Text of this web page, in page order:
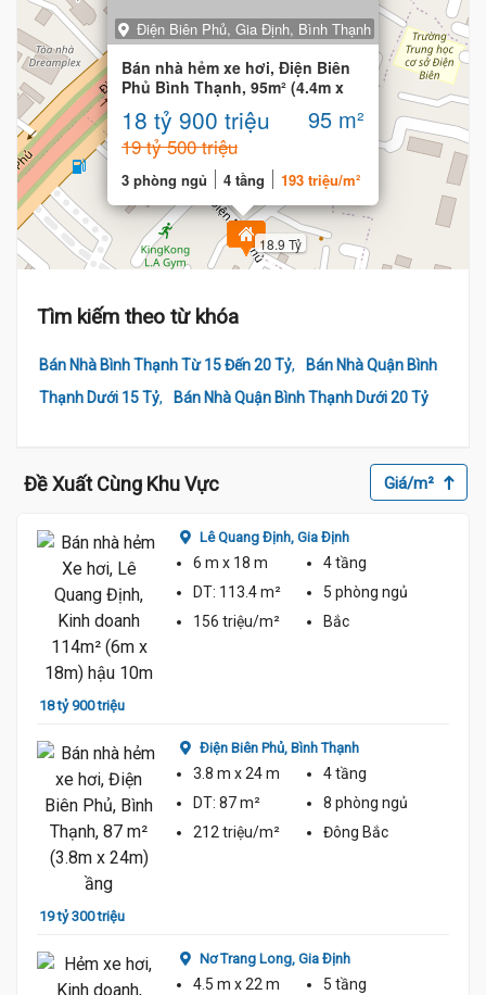
18.9 Tỷ
Điện Biên Phủ, Gia Định, Bình Thạnh
Bán nhà hẻm xe hơi, Điện Biên
Phủ Bình Thạnh, 95m² (4.4m x
22m) 4 Tầng
18 tỷ 900 triệu 95 m²
19 tỷ 500 triệu
3 phòng ngủ 4 tầng 193 triệu/m²
Tìm kiếm theo từ khóa
Bán Nhà Bình Thạnh Từ 15 Đến 20 Tỷ,
Bán Nhà Quận Bình
Thạnh Dưới 15 Tỷ, Bán Nhà Quận Bình Thạnh Dưới 20 Tỷ
Đề Xuất Cùng Khu Vực Giá/m²
18 tỷ 900 triệu
Lê Quang Định, Gia Định
6 m x 18 m
4 tầng
DT: 113.4 m² 5 phòng ngủ
156 triệu/m²
Bắc
19 tỷ 300 triệu
Điện Biên Phủ, Bình Thạnh
3.8 m x 24 m
4 tầng
DT: 87 m² 8 phòng ngủ
212 triệu/m²
Đông Bắc
Nơ Trang Long, Gia Định
4.5 m x 22 m
5 tầng